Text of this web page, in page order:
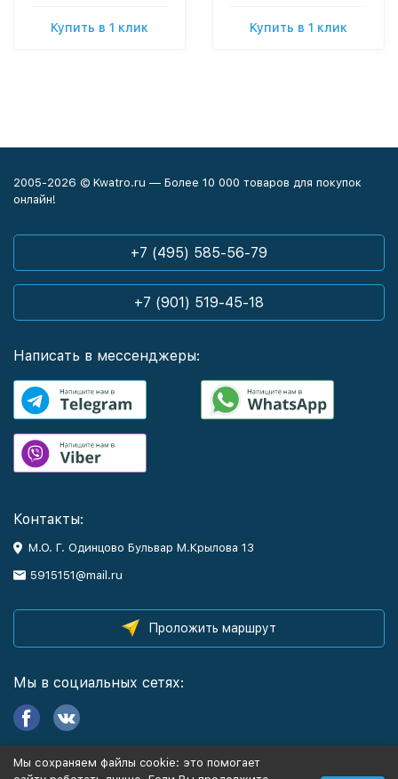
Купить в 1 клик Купить в 1 клик
2005-2026 © Kwatro.ru — Более 10 000 товаров для покупок
онлайн!
+7 (495) 585-56-79
+7 (901) 519-45-18
Написать в мессенджеры:
Контакты:
М.О. Г. Одинцово Бульвар М.Крылова 13
5915151@mail.ru
Проложить маршрут
Мы в социальных сетях:
Мы сохраняем файлы cookie: это помогает